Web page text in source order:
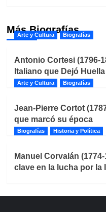
Más Biografías
Arte y Cultura Biografías
Antonio Cortesi (1796-
Italiano que Dejó
Arte y Cultura Biografías
Jean-Pierre Cortot
que marcó su época
Biografías Historia y Política
Manuel Corvalán
clave en la lucha por la